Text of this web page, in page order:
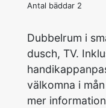
Antal bäddar 2
Dubbelrum i
dusch, TV.
välkomna i
mer